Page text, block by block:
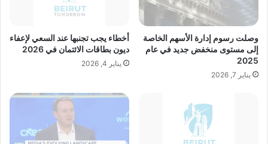
وصلت رسوم إدارة الأسهم الخاصة
إلى مستوى منخفض جديد في عام
2025
يناير 7, 2026
أخطاء يجب تجنبها عند السعي لإعفاء
ديون بطاقات الائتمان في 2026
يناير 4, 2026